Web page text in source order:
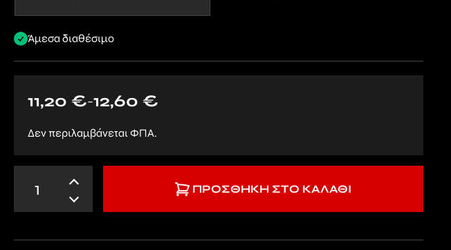
Άμεσα διαθέσιμο
11,20€–12,60€
Δεν περιλαμβάνεται ΦΠΑ.
ΠΡΟΣΘΉΚΗ ΣΤΟ ΚΑΛΆΘΙ